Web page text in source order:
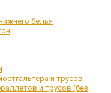
белья
и трусов
и трусов (без